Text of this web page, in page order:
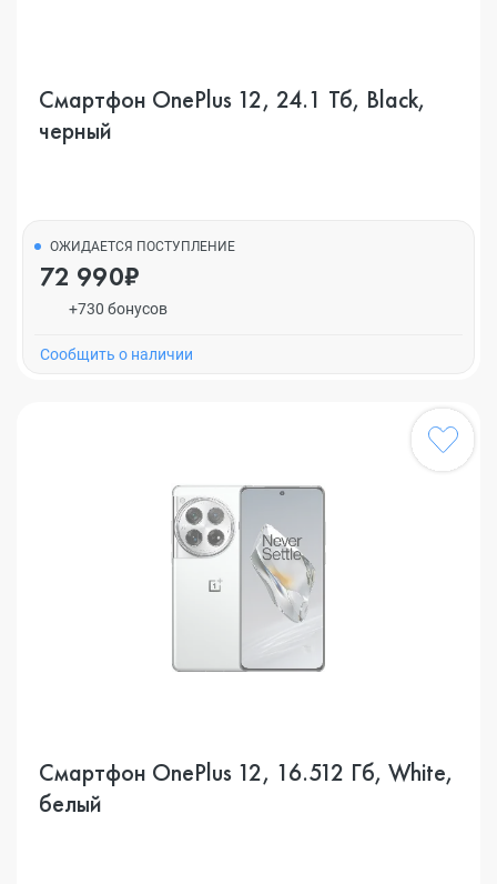
Смартфон OnePlus 12, 24.1 Тб, Black,
черный
ОЖИДАЕТСЯ ПОСТУПЛЕНИЕ
72 990₽
+730 бонусов
Cообщить о наличии
Смартфон OnePlus 12, 16.512 Гб, White,
белый